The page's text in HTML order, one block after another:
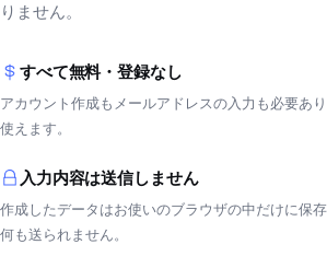
りません。
すべて無料・登録なし
アカウント作成もメールアドレスの入力も必要あ
使えます。
入力内容は送信しません
作成したデータはお使いのブラウザの中だけに保
何も送られません。